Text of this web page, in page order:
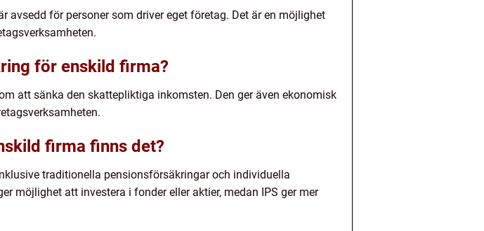
för personer som driver eget företag. Det är en möjlighet
för enskild firma?
att sänka den skattepliktiga inkomsten. Den ger även ekonomisk
firma finns det?
traditionella pensionsförsäkringar och individuella
möjlighet att investera i fonder eller aktier, medan IPS ger mer